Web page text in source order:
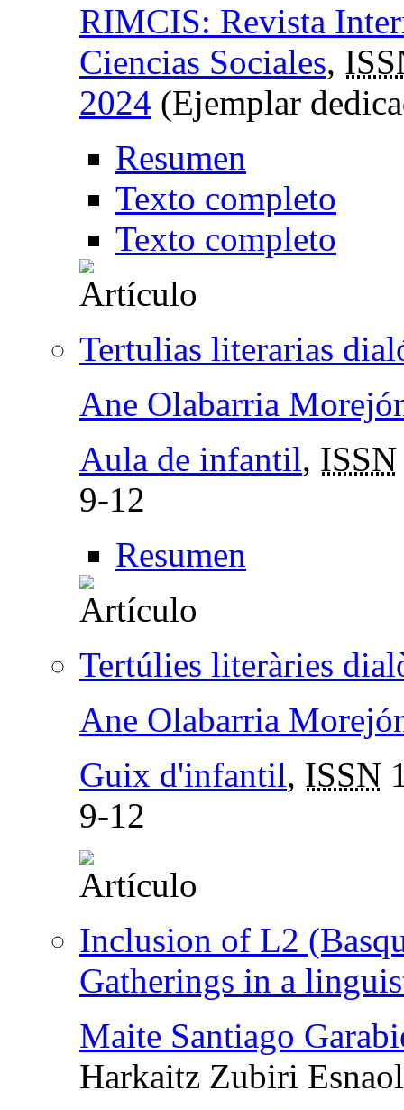
RIMCIS: Revista
Ciencias Sociales,
2024 (Ejemplar
Resumen
Texto completo
Texto completo
Tertulias literarias
Ane Olabarria
Aula de infantil, ISSN
9-12
Resumen
Tertúlies literàries
Ane Olabarria
Guix d'infantil, ISSN
9-12
Inclusion of L2
Gatherings in a
Maite Santiago
Harkaitz Zubiri